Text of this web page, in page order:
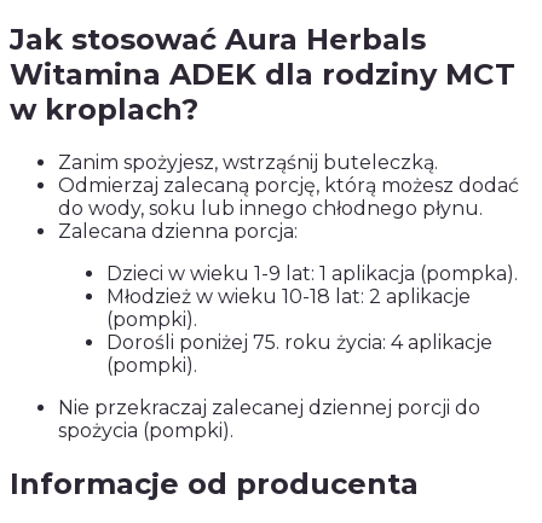
Jak stosować Aura Herbals
Witamina ADEK dla rodziny MCT
w kroplach?
Zanim spożyjesz, wstrząśnij buteleczką.
Odmierzaj zalecaną porcję, którą możesz dodać
do wody, soku lub innego chłodnego płynu.
Zalecana dzienna porcja:
Dzieci w wieku 1-9 lat: 1 aplikacja (pompka).
Młodzież w wieku 10-18 lat: 2 aplikacje
(pompki).
Dorośli poniżej 75. roku życia: 4 aplikacje
(pompki).
Nie przekraczaj zalecanej dziennej porcji do
spożycia (pompki).
Informacje od producenta